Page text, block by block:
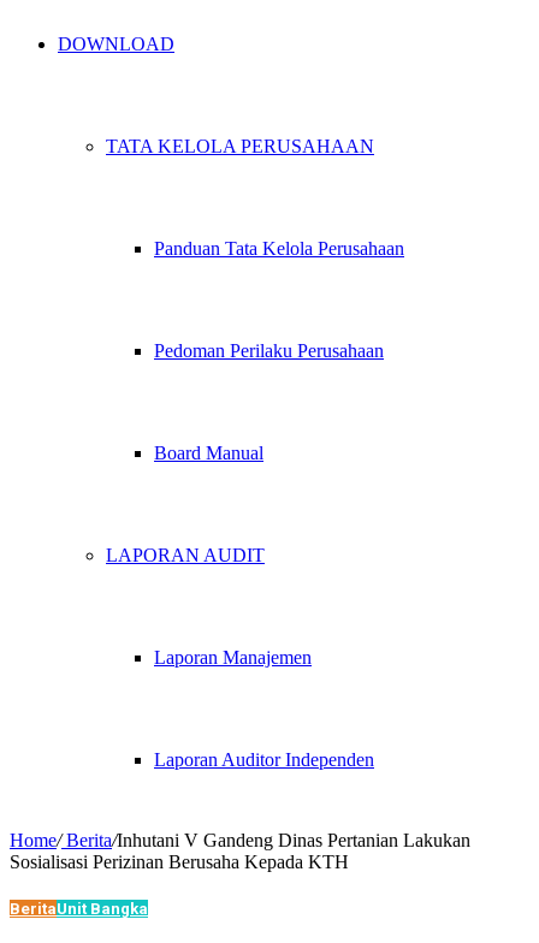
DOWNLOAD
TATA KELOLA PERUSAHAAN
Panduan Tata Kelola Perusahaan
Pedoman Perilaku Perusahaan
Board Manual
LAPORAN AUDIT
Laporan Manajemen
Laporan Auditor Independen
Home/Berita/Inhutani V Gandeng Dinas Pertanian Lakukan
Sosialisasi Perizinan Berusaha Kepada KTH
BeritaUnit Bangka